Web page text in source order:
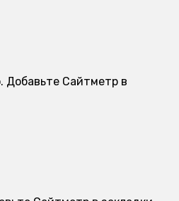
Добавьте Сайтметр в